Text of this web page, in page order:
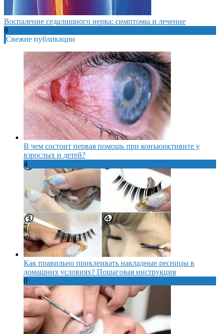
Воспаление седалищного нерва: симптомы и лечение
8
Свежие публикации
В чем состоит первая помощь при конъюнктивите у
взрослых и детей?
4
Как правильно приклеивать накладные ресницы в
домашних условиях? Пошаговая инструкция
0